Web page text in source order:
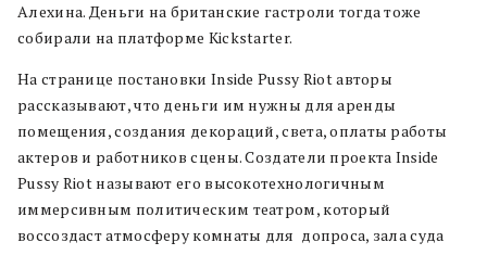
Алехина. Деньги на британские гастроли тогда тоже
собирали на платформе Kickstarter.
На странице постановки Inside Pussy Riot авторы
рассказывают, что деньги им нужны для аренды
помещения, создания декораций, света, оплаты работы
актеров и работников сцены. Создатели проекта Inside
Pussy Riot называют его высокотехнологичным
иммерсивным политическим театром, который
воссоздаст атмосферу комнаты для допроса, зала суда